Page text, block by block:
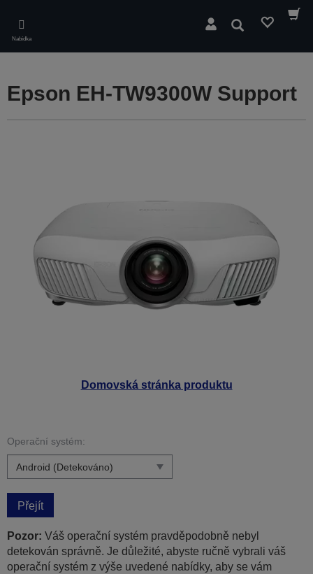
main
content
Nabídka
Hledat
Domovská stránka produktu
Epson EH-TW9300W Support
Operační systém:
Přejít
Pozor: Váš operační systém pravděpodobně nebyl
detekován správně. Je důležité, abyste ručně vybrali váš
operační systém z výše uvedené nabídky, aby se vám